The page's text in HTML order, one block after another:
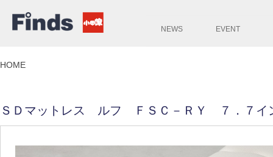
NEWS EVENT
HOME
ＳＤマットレス ルフ ＦＳＣ－ＲＹ ７．７イ